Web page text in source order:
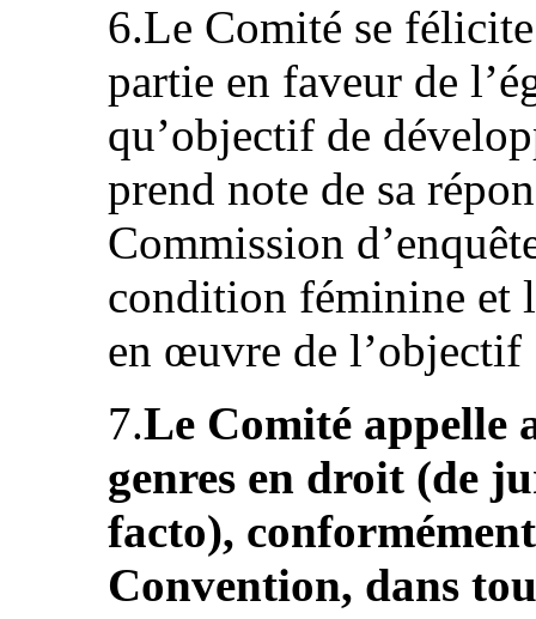
6.Le Comité se
partie en faveur de
qu’objectif de
prend note de sa
Commission
condition féminine et
en œuvre de l’objectif
7.Le Comité appelle
genres en droit (de
facto),
Convention, dans